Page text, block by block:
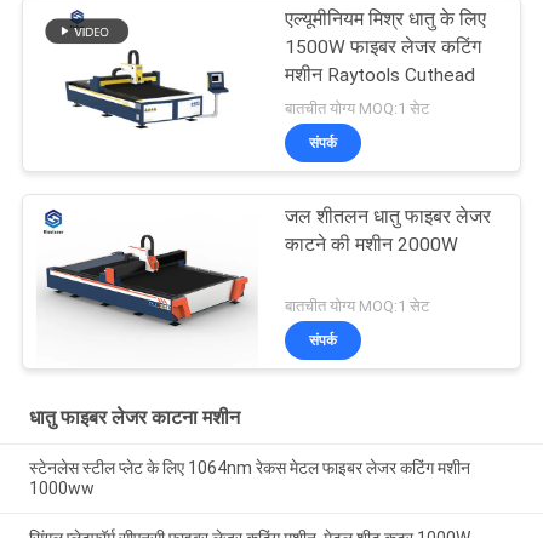
एल्यूमीनियम मिश्र धातु के लिए
1500W फाइबर लेजर कटिंग
मशीन Raytools Cuthead
बातचीत योग्य MOQ:1 सेट
संपर्क
जल शीतलन धातु फाइबर लेजर
काटने की मशीन 2000W
बातचीत योग्य MOQ:1 सेट
संपर्क
धातु फाइबर लेजर काटना मशीन
स्टेनलेस स्टील प्लेट के लिए 1064nm रेकस मेटल फाइबर लेजर कटिंग मशीन
1000ww